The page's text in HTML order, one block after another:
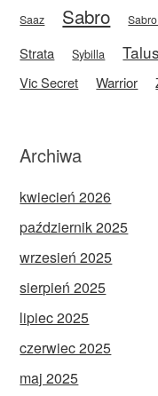
Saaz Sabro
Strata Sybilla Talus
Vic Secret Warrior
Archiwa
kwiecień 2026
październik 2025
wrzesień 2025
sierpień 2025
lipiec 2025
czerwiec 2025
maj 2025